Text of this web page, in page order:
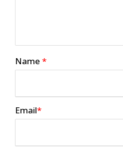
Name *
Email*